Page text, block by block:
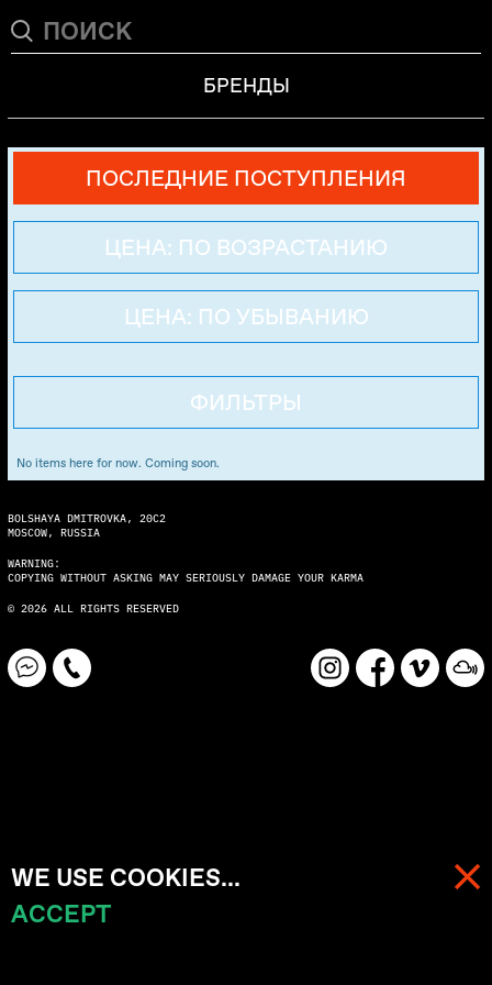
МЕНЮ
БРЕНДЫ
ПОСЛЕДНИЕ ПОСТУПЛЕНИЯ
ЦЕНА: ПО ВОЗРАСТАНИЮ
ЦЕНА: ПО УБЫВАНИЮ
ФИЛЬТРЫ
No items here for now. Coming soon.
BOLSHAYA DMITROVKA, 20C2
MOSCOW, RUSSIA
WARNING:
COPYING WITHOUT ASKING MAY SERIOUSLY DAMAGE YOUR KARMA
© 2026 ALL RIGHTS RESERVED
WE USE COOKIES...
ACCEPT